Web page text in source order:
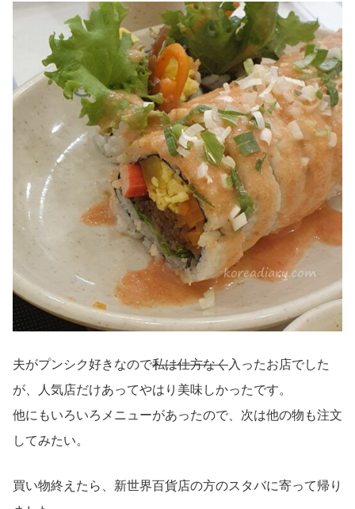
夫がプンシク好きなので私は仕方なく入ったお店でした
が、人気店だけあってやはり美味しかったです。
他にもいろいろメニューがあったので、次は他の物も注文
してみたい。
買い物終えたら、新世界百貨店の方のスタバに寄って帰り